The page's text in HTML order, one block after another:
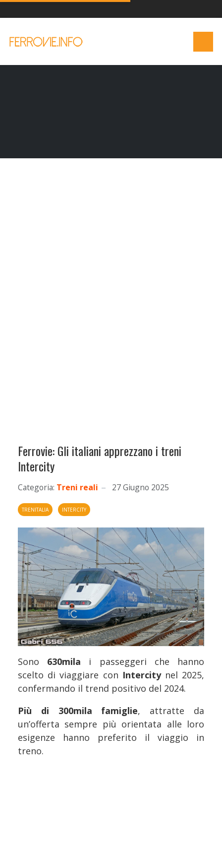
Ferrovie: Gli italiani apprezzano i treni
Intercity
Categoria: Treni reali 27 Giugno 2025
TRENITALIA INTERCITY
Sono 630mila i passeggeri che hanno
scelto di viaggiare con Intercity nel 2025,
confermando il trend positivo del 2024.
Più di 300mila famiglie, attratte da
un’offerta sempre più orientata alle loro
esigenze hanno preferito il viaggio in
treno.